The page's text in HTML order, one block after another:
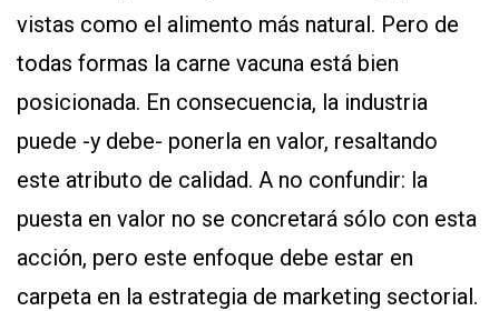
vistas como el alimento más natural. Pero de
todas formas la carne vacuna está bien
posicionada. En consecuencia, la industria
puede -y debe- ponerla en valor, resaltando
este atributo de calidad. A no confundir: la
puesta en valor no se concretará sólo con esta
acción, pero este enfoque debe estar en
carpeta en la estrategia de marketing sectorial.